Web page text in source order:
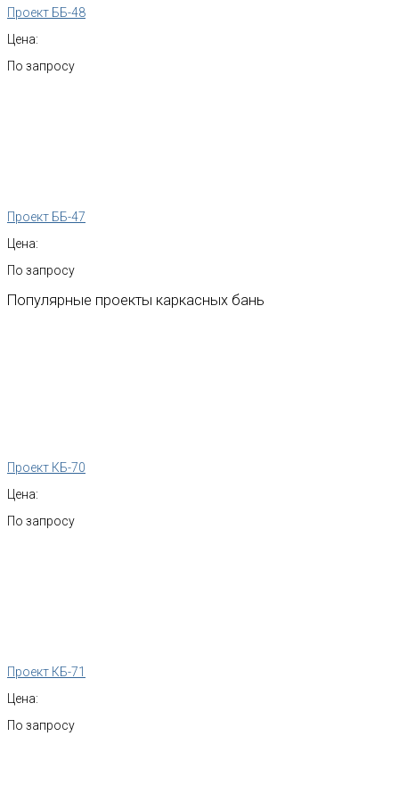
Проект ББ-48
Цена:
По запросу
Проект ББ-47
Цена:
По запросу
Популярные проекты каркасных бань
Проект КБ-70
Цена:
По запросу
Проект КБ-71
Цена:
По запросу